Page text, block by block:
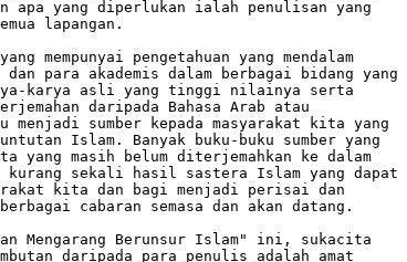
apa yang diperlukan ialah penulisan yang
lapangan.
mempunyai pengetahuan yang mendalam
para akademis dalam berbagai bidang yang
karya asli yang tinggi nilainya serta
daripada Bahasa Arab atau
menjadi sumber kepada masyarakat kita yang
Islam. Banyak buku-buku sumber yang
yang masih belum diterjemahkan ke dalam
kurang sekali hasil sastera Islam yang dapat
kita dan bagi menjadi perisai dan
cabaran semasa dan akan datang.
Mengarang Berunsur Islam" ini, sukacita
daripada para penulis adalah amat